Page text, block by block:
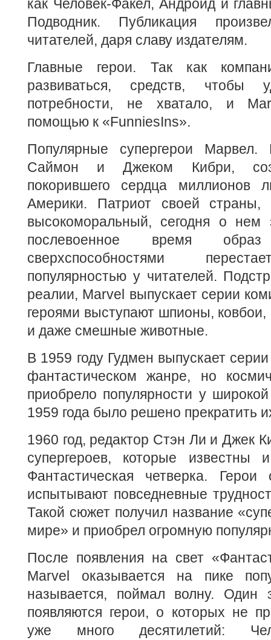
как Человек-Факел, Андроид и
Подводник. Публикация
читателей, даря славу издателям.
Главные герои. Так как
развиваться, средств, чтобы
потребности, не хватало, и
помощью к «FunniesIns».
Популярные супергерои
Саймон и Джеком Кибри,
покорившего сердца миллионов
Америки. Патриот своей страны,
высокоморальный, сегодня о
послевоенное время
сверхспособностями
популярностью у читателей.
реалии, Marvel выпускает серии
героями выступают шпионы, ковбои,
и даже смешные животные.
В 1959 году Гудмен выпускает
фантастическом жанре, но
приобрело популярности у
1959 года было решено прекратить
1960 год, редактор Стэн Ли и Джек
супергероев, которые
Фантастическая четверка. Герои
испытывают повседневные
Такой сюжет получил название
мире» и приобрел огромную
После появления на свет
Marvel оказывается на пике
называется, поймал волну. Один
появляются герои, о которых не
уже много десятилетий: